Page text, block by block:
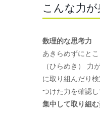
こんな力
数理的な思考力
あきらめずにと
（ひらめき） 力
に取り組んだり
つけた力を確認し
集中して取り組